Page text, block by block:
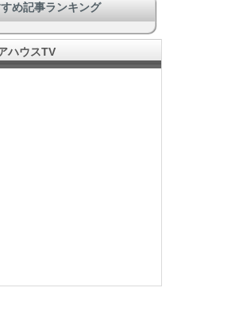
その他ユニーク物件
あり、仕事とつながる
旅人、短期滞在者向け
め記事ランキング
ハウスTV